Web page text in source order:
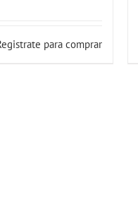
para comprar